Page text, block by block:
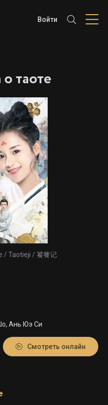
Войти
таоте
/ Taotieji / 饕餮记
Ань Юэ Си
Смотреть онлайн